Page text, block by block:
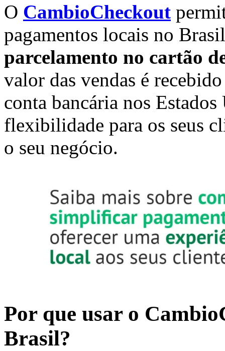
O CambioCheckout
pagamentos locais no
parcelamento no cartão
valor das vendas é
conta bancária nos
flexibilidade para os seus
o seu negócio.
Por que usar o
Brasil?